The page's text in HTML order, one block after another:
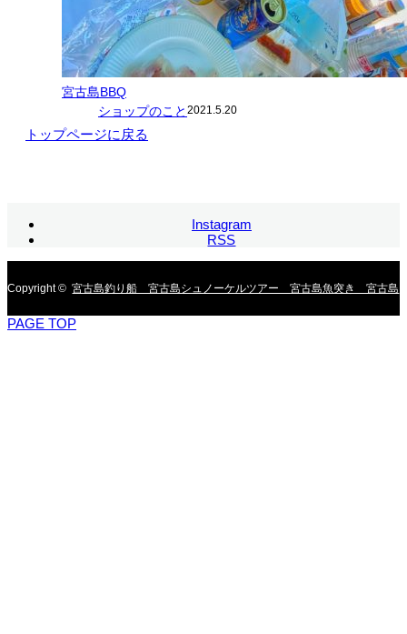
宮古島BBQ
ショップのこと 2021.5.20
トップページに戻る
Instagram
RSS
Copyright ©宮古島釣り船 宮古島シュノーケルツアー 宮古島魚突き 宮古島
PAGE TOP